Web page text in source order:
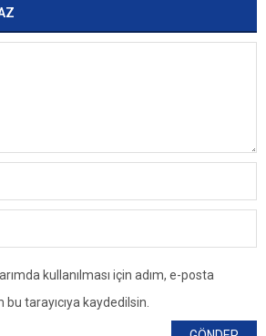
kullanılması için adım, e-posta
tarayıcıya kaydedilsin.